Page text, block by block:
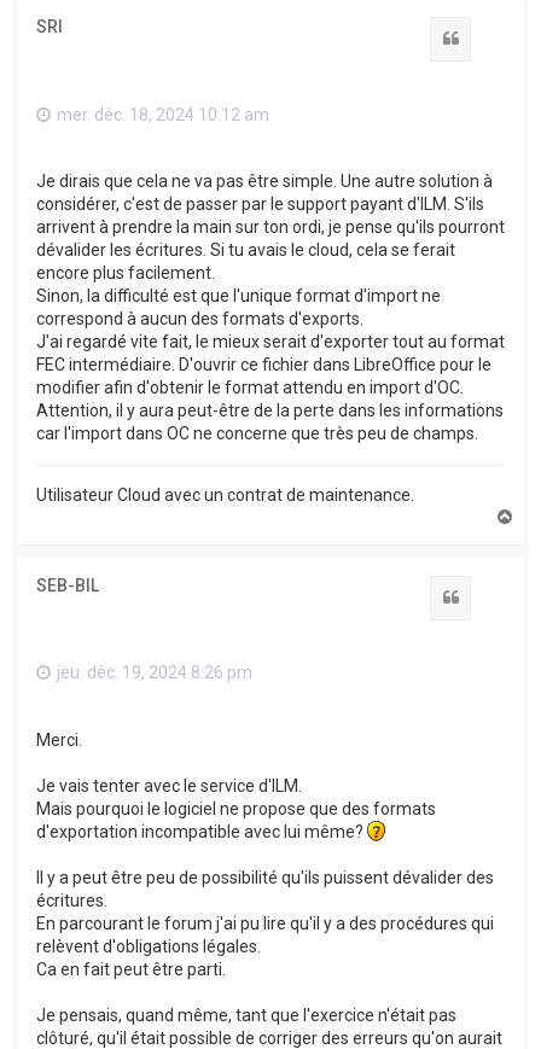
SRI
mer. déc. 18, 2024 10:12 am
Je dirais que cela ne va pas être simple. Une autre solution à
considérer, c'est de passer par le support payant d'ILM. S'ils
arrivent à prendre la main sur ton ordi, je pense qu'ils pourront
dévalider les écritures. Si tu avais le cloud, cela se ferait
encore plus facilement.
Sinon, la difficulté est que l'unique format d'import ne
correspond à aucun des formats d'exports.
J'ai regardé vite fait, le mieux serait d'exporter tout au format
FEC intermédiaire. D'ouvrir ce fichier dans LibreOffice pour le
modifier afin d'obtenir le format attendu en import d'OC.
Attention, il y aura peut-être de la perte dans les informations
car l'import dans OC ne concerne que très peu de champs.
Utilisateur Cloud avec un contrat de maintenance.
SEB-BIL
jeu. déc. 19, 2024 8:26 pm
Merci.
Je vais tenter avec le service d'ILM.
Mais pourquoi le logiciel ne propose que des formats
d'exportation incompatible avec lui même?
Il y a peut être peu de possibilité qu'ils puissent dévalider des
écritures.
En parcourant le forum j'ai pu lire qu'il y a des procédures qui
relèvent d'obligations légales.
Ca en fait peut être parti.
Je pensais, quand même, tant que l'exercice n'était pas
clôturé, qu'il était possible de corriger des erreurs qu'on aurait